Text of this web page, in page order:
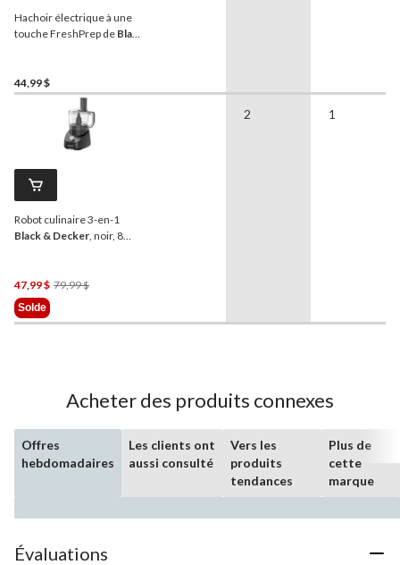
Hachoir électrique à une
touche FreshPrep de Black
44,99 $
Robot culinaire 3-en-1
Black & Decker , noir, 8
47,99 $ 79,99 $Prix
79,99 $
Solde
2 1
Acheter des produits connexes
Offres
hebdomadaires
Les clients ont
aussi consulté
Vers les
produits
tendances
Plus de
cette
marque
Évaluations